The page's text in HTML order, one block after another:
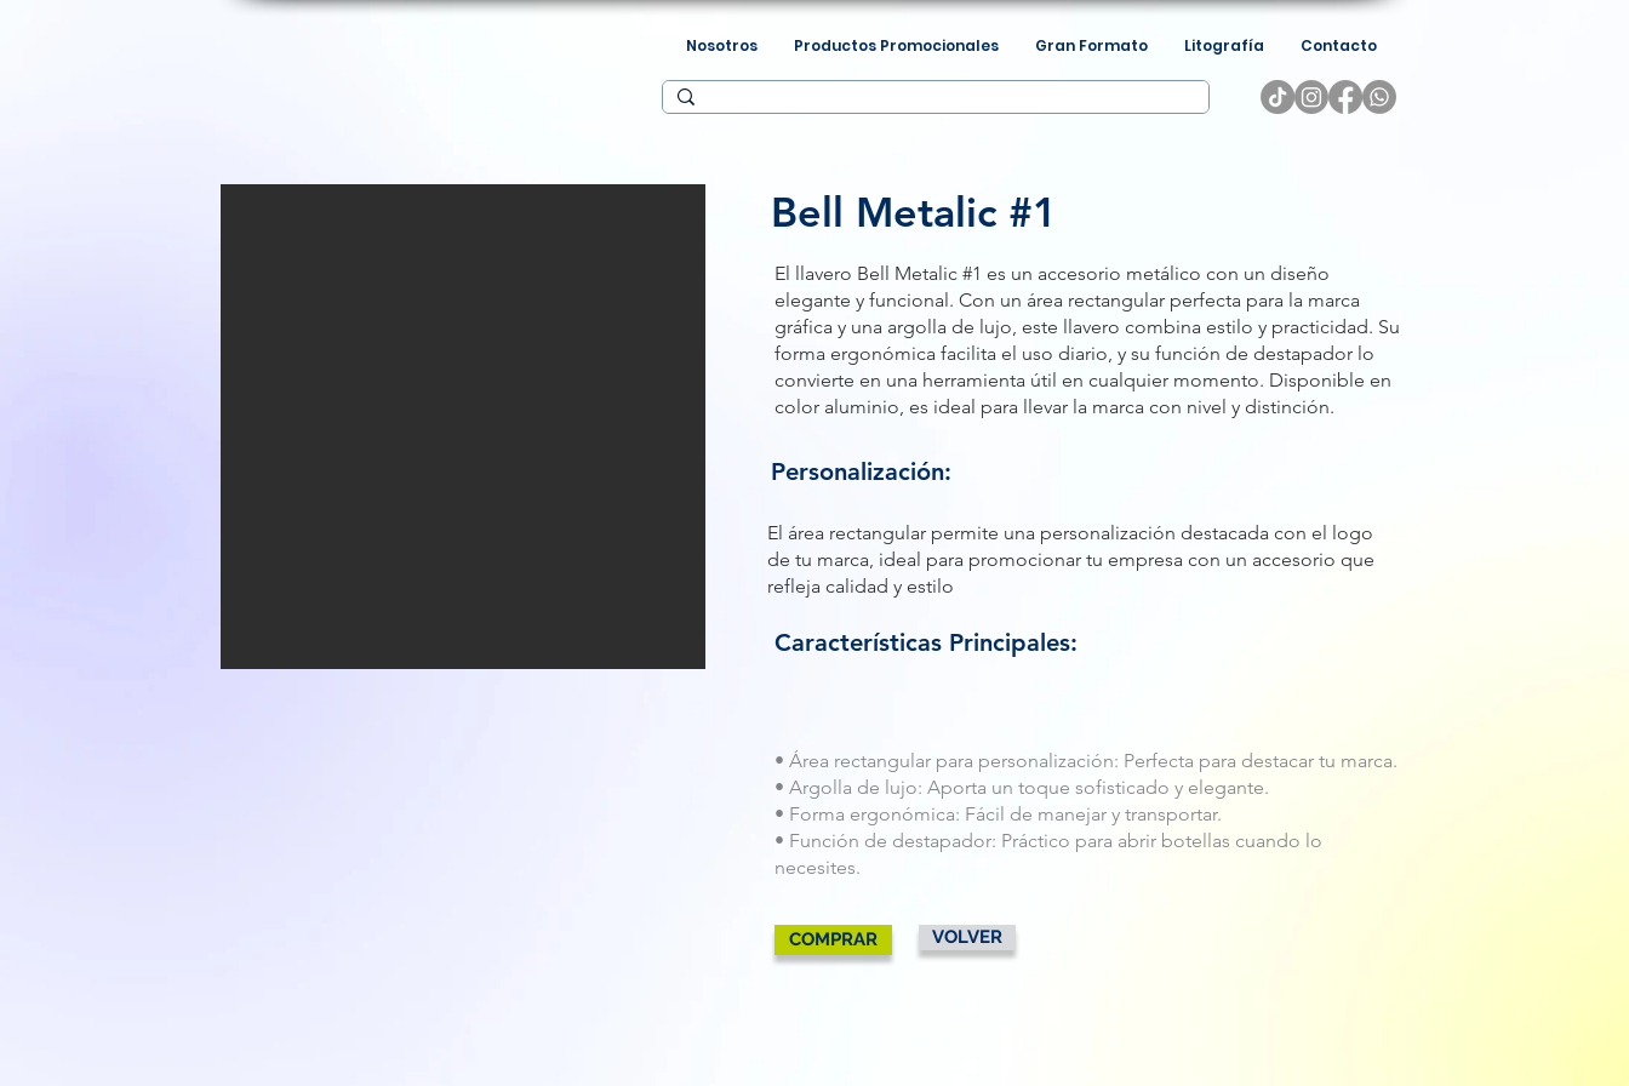
Nosotros Productos Promocionales Gran Formato Litografía Contacto
Bell Metalic #1
El llavero Bell Metalic #1 es un accesorio metálico con un diseño
elegante y funcional. Con un área rectangular perfecta para la marca
gráfica y una argolla de lujo, este llavero combina estilo y practicidad. Su
forma ergonómica facilita el uso diario, y su función de destapador lo
convierte en una herramienta útil en cualquier momento. Disponible en
color aluminio, es ideal para llevar la marca con nivel y distinción.
Personalización:
El área rectangular permite una personalización destacada con el logo
de tu marca, ideal para promocionar tu empresa con un accesorio que
refleja calidad y estilo
Características Principales:
• Área rectangular para personalización: Perfecta para destacar tu marca.
• Argolla de lujo: Aporta un toque sofisticado y elegante.
• Forma ergonómica: Fácil de manejar y transportar.
• Función de destapador: Práctico para abrir botellas cuando lo
necesites.
COMPRAR VOLVER